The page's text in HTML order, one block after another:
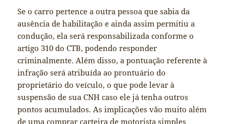
Se o carro pertence a outra pessoa que sabia da
ausência de habilitação e ainda assim permitiu a
condução, ela será responsabilizada conforme o
artigo 310 do CTB, podendo responder
criminalmente. Além disso, a pontuação referente à
infração será atribuída ao prontuário do
proprietário do veículo, o que pode levar à
suspensão de sua CNH caso ele já tenha outros
pontos acumulados. As implicações vão muito além
de umacomprar carteira de motorista simples